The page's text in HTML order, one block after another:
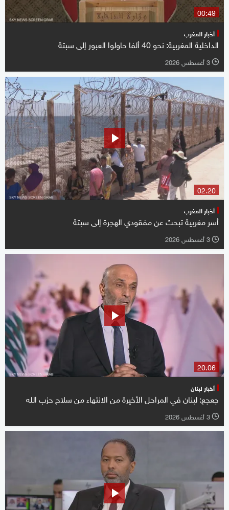
00:49
أخبار المغرب
الداخلية المغربية: نحو 40 ألفا حاولوا العبور إلى سبتة
l 3 أغسطس 2026
02:20
أخبار المغرب
أسر مغربية تبحث عن مفقودي الهجرة إلى سبتة
l 3 أغسطس 2026
20:06
أخبار لبنان
جعجع: لبنان في المراحل الأخيرة من الانتهاء من سلاح حزب الله
l 3 أغسطس 2026